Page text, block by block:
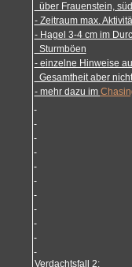
über Frauenstein,
- Zeitraum max.
- Hagel 3-4 cm im
Sturmböen
- einzelne Hinweise
Gesamtheit aber
- mehr dazu im
Verdachtsfall 2: